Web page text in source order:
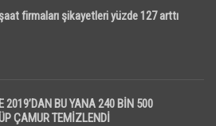
firmaları şikayetleri yüzde 127 arttı
2019’DAN BU YANA 240 BİN 500
ÇAMUR TEMİZLENDİ